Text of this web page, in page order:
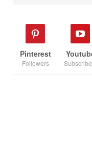
Pinterest
Followers